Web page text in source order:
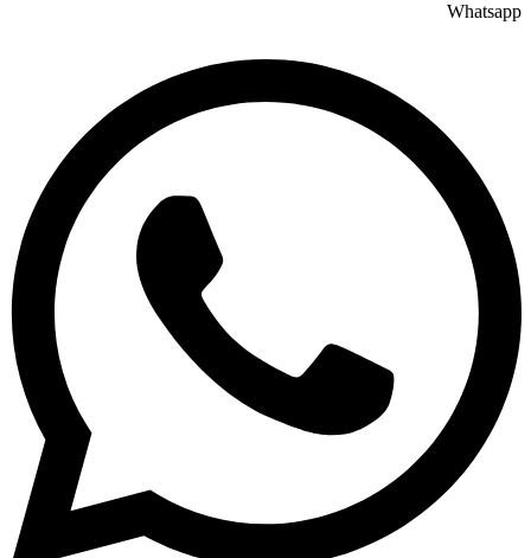
Whatsapp